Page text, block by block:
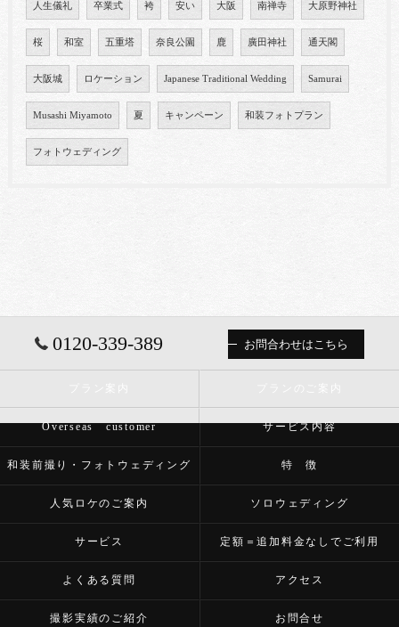
人生儀礼 卒業式 袴 安い 大阪 南禅寺 大原野神社
桜 和室 五重塔 奈良公園 鹿 廣田神社 通天閣
大阪城 ロケーション Japanese Traditional Wedding Samurai
Musashi Miyamoto 夏 キャンペーン 和装フォトプラン
フォトウェディング
0120-339-389 お問合わせはこちら
Overseas customer サービス内容
和装前撮り・フォトウェディング 特 徴
人気ロケのご案内 ソロウェディング
サービス 定額＝追加料金なしでご利用
よくある質問 アクセス
撮影実績のご紹介 お問合せ